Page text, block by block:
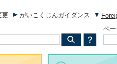
更 がいこくじんガイダンス
ペ